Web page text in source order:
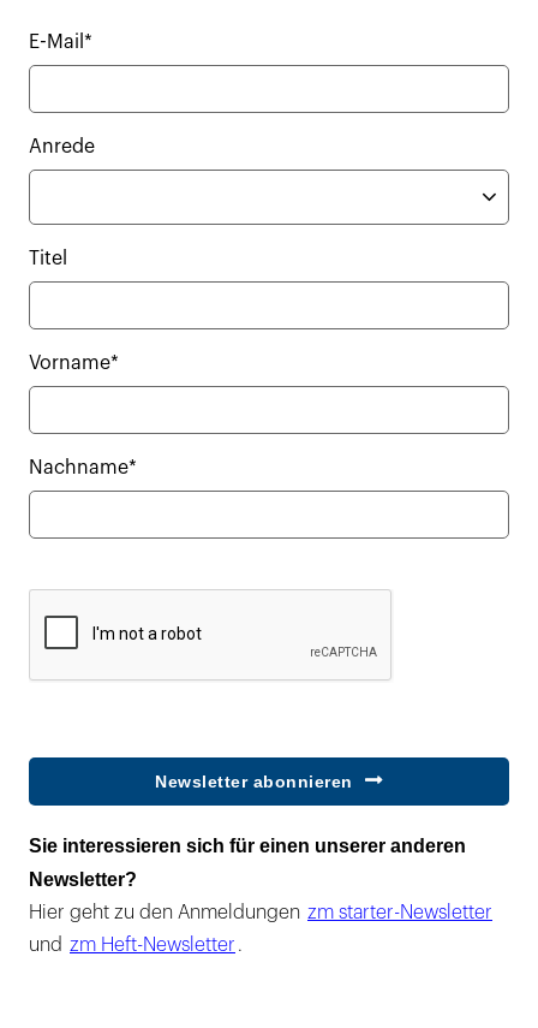
E-Mail*
Anrede
Titel
Vorname*
Nachname*
Newsletter abonnieren
Sie interessieren sich für einen unserer anderen
Newsletter?
Hier geht zu den Anmeldungen zm starter-Newsletter
und zm Heft-Newsletter .